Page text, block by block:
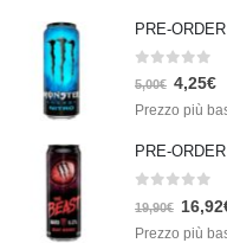
Su 5
5,00€ 4,25€
Prezzo più
Su 5
19,90€ 16,92
Prezzo più